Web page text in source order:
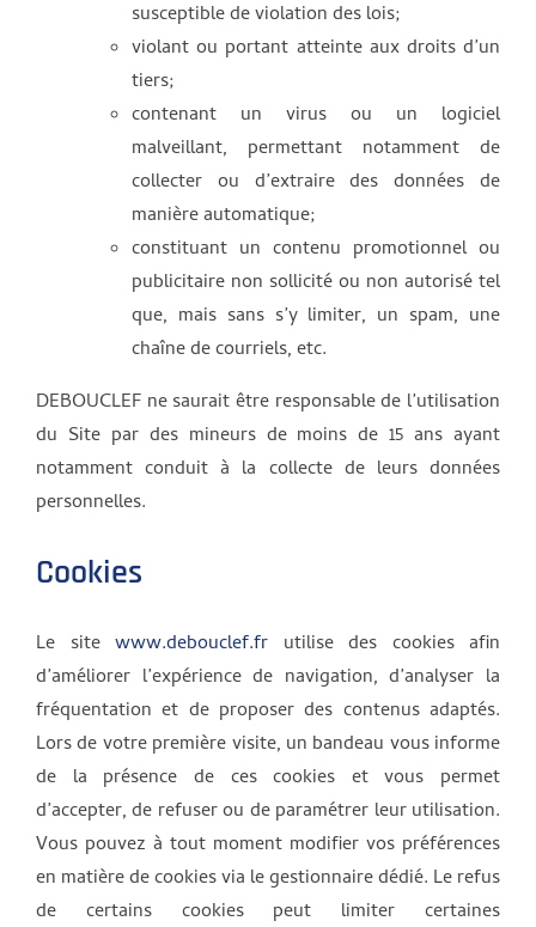
susceptible de violation des lois;
violant ou portant atteinte aux droits d’un
tiers;
contenant un virus ou un logiciel
malveillant, permettant notamment de
collecter ou d’extraire des données de
manière automatique;
constituant un contenu promotionnel ou
publicitaire non sollicité ou non autorisé tel
que, mais sans s’y limiter, un spam, une
chaîne de courriels, etc.
DEBOUCLEF ne saurait être responsable de l’utilisation
du Site par des mineurs de moins de 15 ans ayant
notamment conduit à la collecte de leurs données
personnelles.
Cookies
Le site www.debouclef.fr utilise des cookies afin
d’améliorer l’expérience de navigation, d’analyser la
fréquentation et de proposer des contenus adaptés.
Lors de votre première visite, un bandeau vous informe
de la présence de ces cookies et vous permet
d’accepter, de refuser ou de paramétrer leur utilisation.
Vous pouvez à tout moment modifier vos préférences
en matière de cookies via le gestionnaire dédié. Le refus
de certains cookies peut limiter certaines